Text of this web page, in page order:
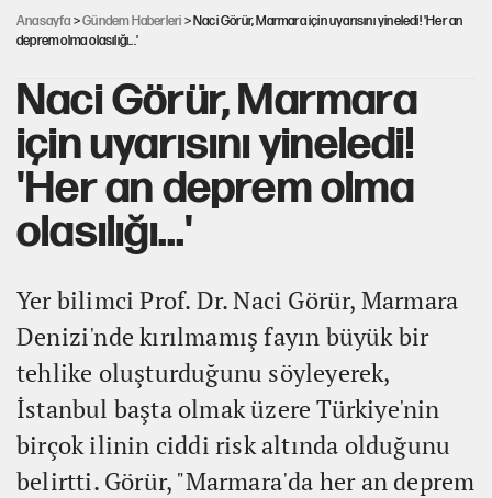
Anasayfa >Gündem Haberleri > Naci Görür, Marmara için uyarısını yineledi! 'Her an
deprem olma olasılığı...'
Naci Görür, Marmara
için uyarısını yineledi!
'Her an deprem olma
olasılığı...'
Yer bilimci Prof. Dr. Naci Görür, Marmara
Denizi'nde kırılmamış fayın büyük bir
tehlike oluşturduğunu söyleyerek,
İstanbul başta olmak üzere Türkiye'nin
birçok ilinin ciddi risk altında olduğunu
belirtti. Görür, "Marmara'da her an deprem